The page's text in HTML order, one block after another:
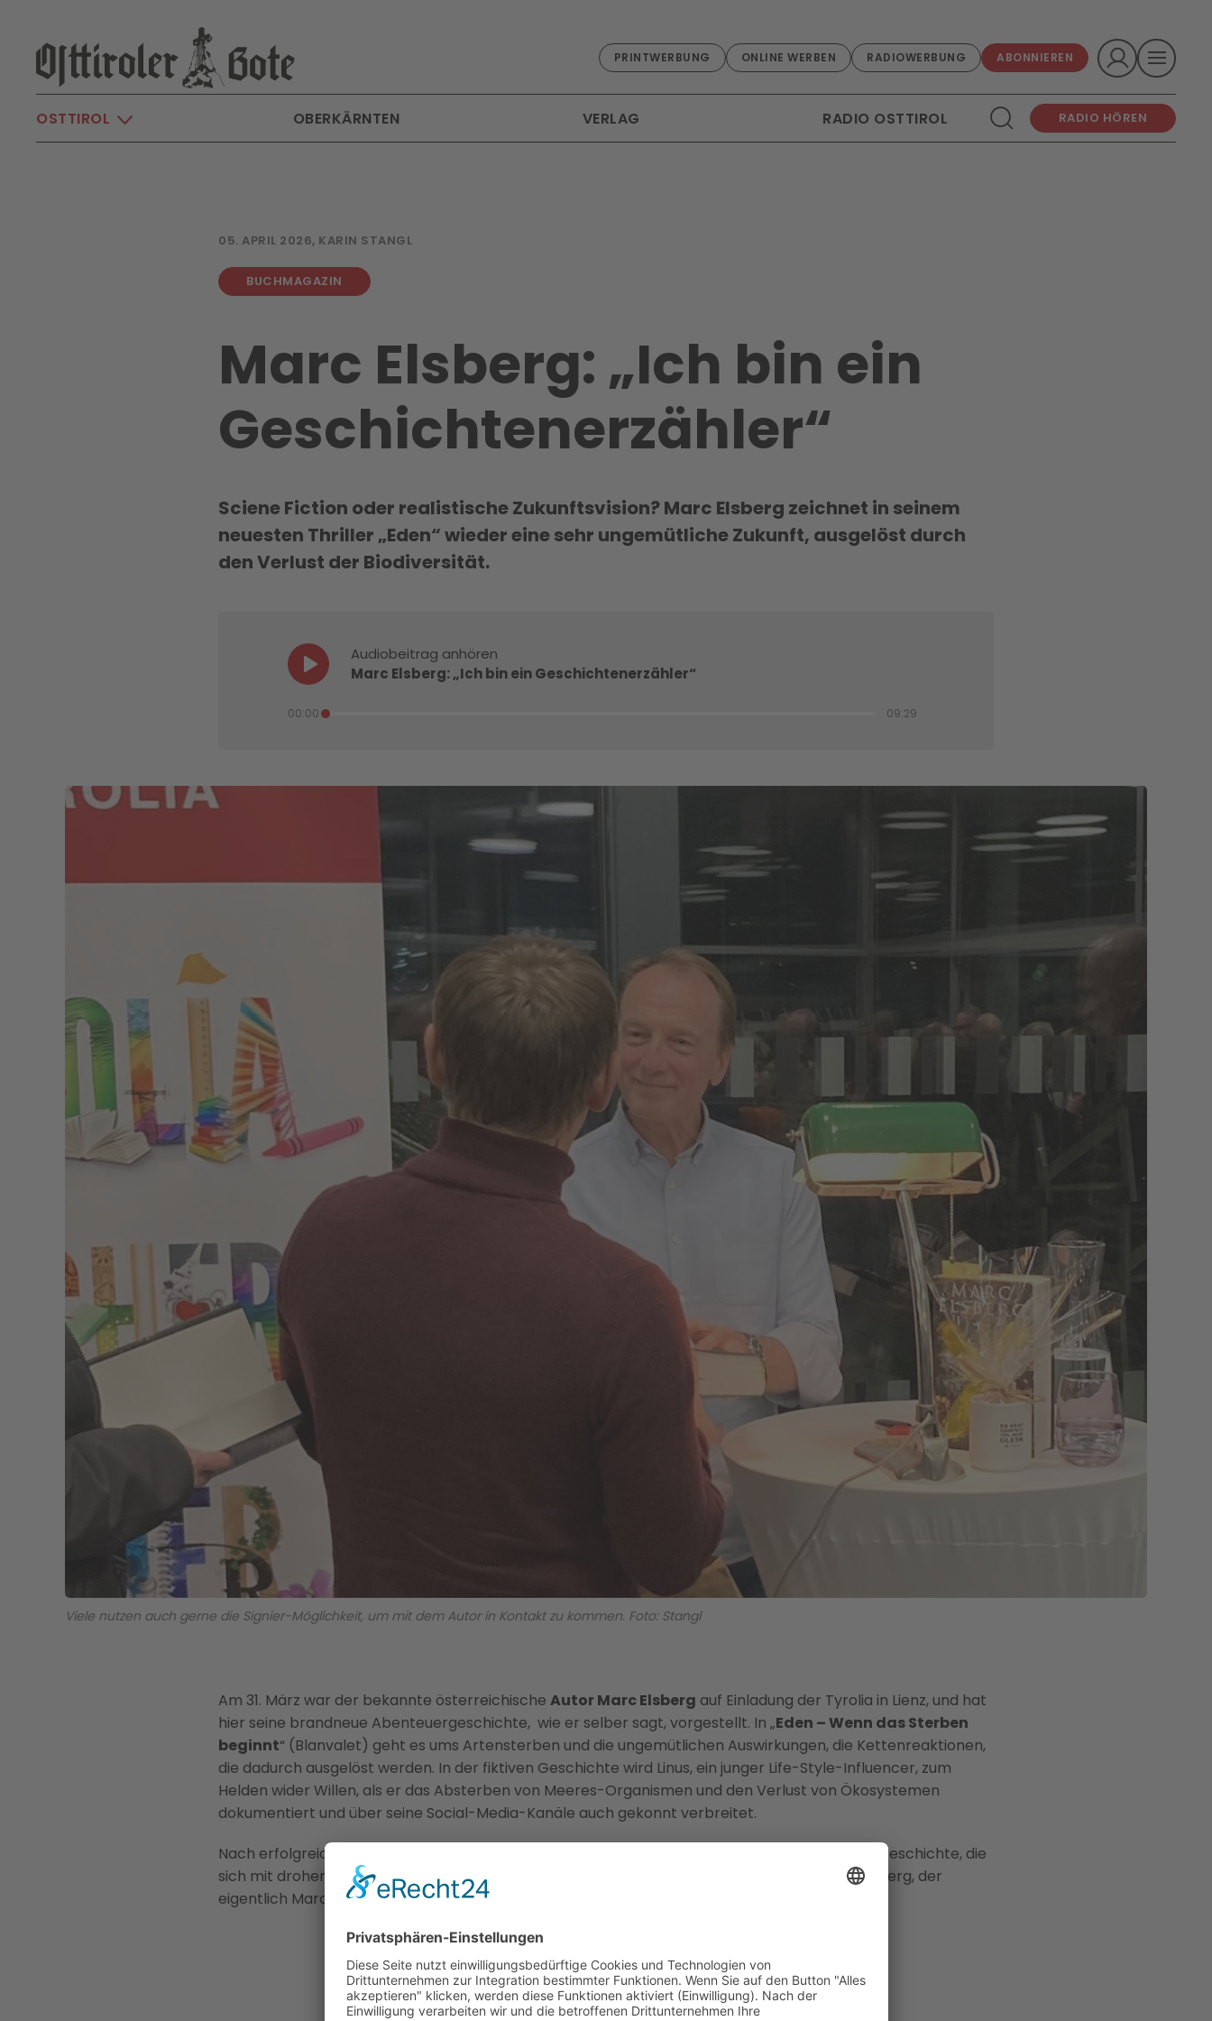
Skip to main content
PRINTWERBUNG ONLINE WERBEN RADIOWERBUNG ABONNIEREN
OSTTIROL OBERKÄRNTEN VERLAG RADIO OSTTIROL RADIO HÖREN
05. APRIL 2026, KARIN STANGL
BUCHMAGAZIN
Marc Elsberg: „Ich bin ein
Geschichtenerzäh­ler“
Sciene Fiction oder realistische Zukunftsvision? Marc Elsberg zeichnet in seinem
neuesten Thriller „Eden“ wieder eine sehr ungemütliche Zukunft, ausgelöst durch
den Verlust der Biodiversität.
Audiobeitrag anhören
Marc Elsberg: „Ich bin ein Geschichtenerzähler“
00:00 09:29
Viele nutzen auch gerne die Signier-Möglichkeit, um mit dem Autor in Kontakt zu kommen. Foto: Stangl
Am 31. März war der bekannte österreichische Autor Marc Elsberg auf Einladung der Tyrolia in Lienz, und hat
hier seine brandneue Abenteuergeschichte, wie er selber sagt, vorgestellt. In „Eden – Wenn das Sterben
beginnt“ (Blanvalet) geht es ums Artensterben und die ungemütlichen Auswirkungen, die Kettenreaktionen,
die dadurch ausgelöst werden. In der fiktiven Geschichte wird Linus, ein junger Life-Style-Influencer, zum
Helden wider Willen, als er das Absterben von Meeres-Organismen und den Verlust von Ökosystemen
dokumentiert und über seine Social-Media-Kanäle auch gekonnt verbreitet.
Nach erfolgreichen Thrillern wie „Blackout“, „Zero“, „Gier“ oder „Celsius“ ist „Eden“ die nächste Geschichte, die
sich mit drohenden Zukunftsszenarien befasst. Karin Stangl hat für Radio Osttirol mit Marc Elsberg, der
eigentlich Marcus Rafelsberger heißt, gesprochen: